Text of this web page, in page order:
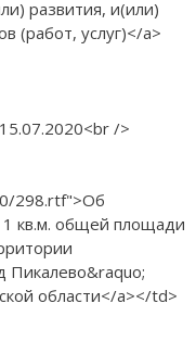
развития, и(или)
(работ, услуг)</a>
/>
298.rtf">Об
кв.м. общей площади
Пикалево&raquo;
области</a></td>